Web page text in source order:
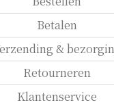
Betalen
&
Retourneren
Klantenservice